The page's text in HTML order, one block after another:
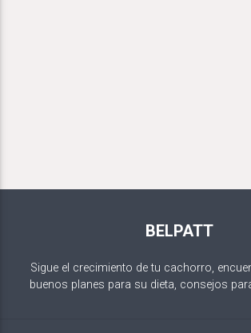
BELPATT
Sigue el crecimiento de tu cachorro,
buenos planes para su dieta, consejos